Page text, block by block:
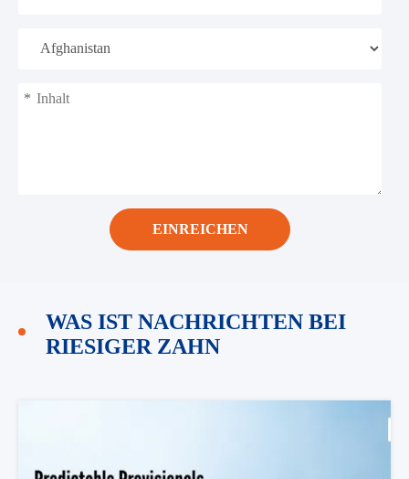
*
EINREICHEN
WAS IST NACHRICHTEN BEI
RIESIGER ZAHN